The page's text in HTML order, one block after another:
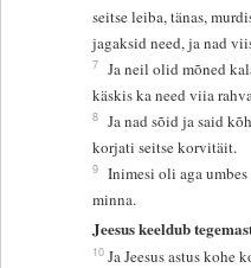
seitse leiba, tänas,
jagaksid need, ja nad
7 Ja neil olid mõned
käskis ka need viia
8 Ja nad sõid ja said
korjati seitse korvitäit.
9 Inimesi oli aga
minna.
Jeesus keeldub
10 Ja Jeesus astus kohe